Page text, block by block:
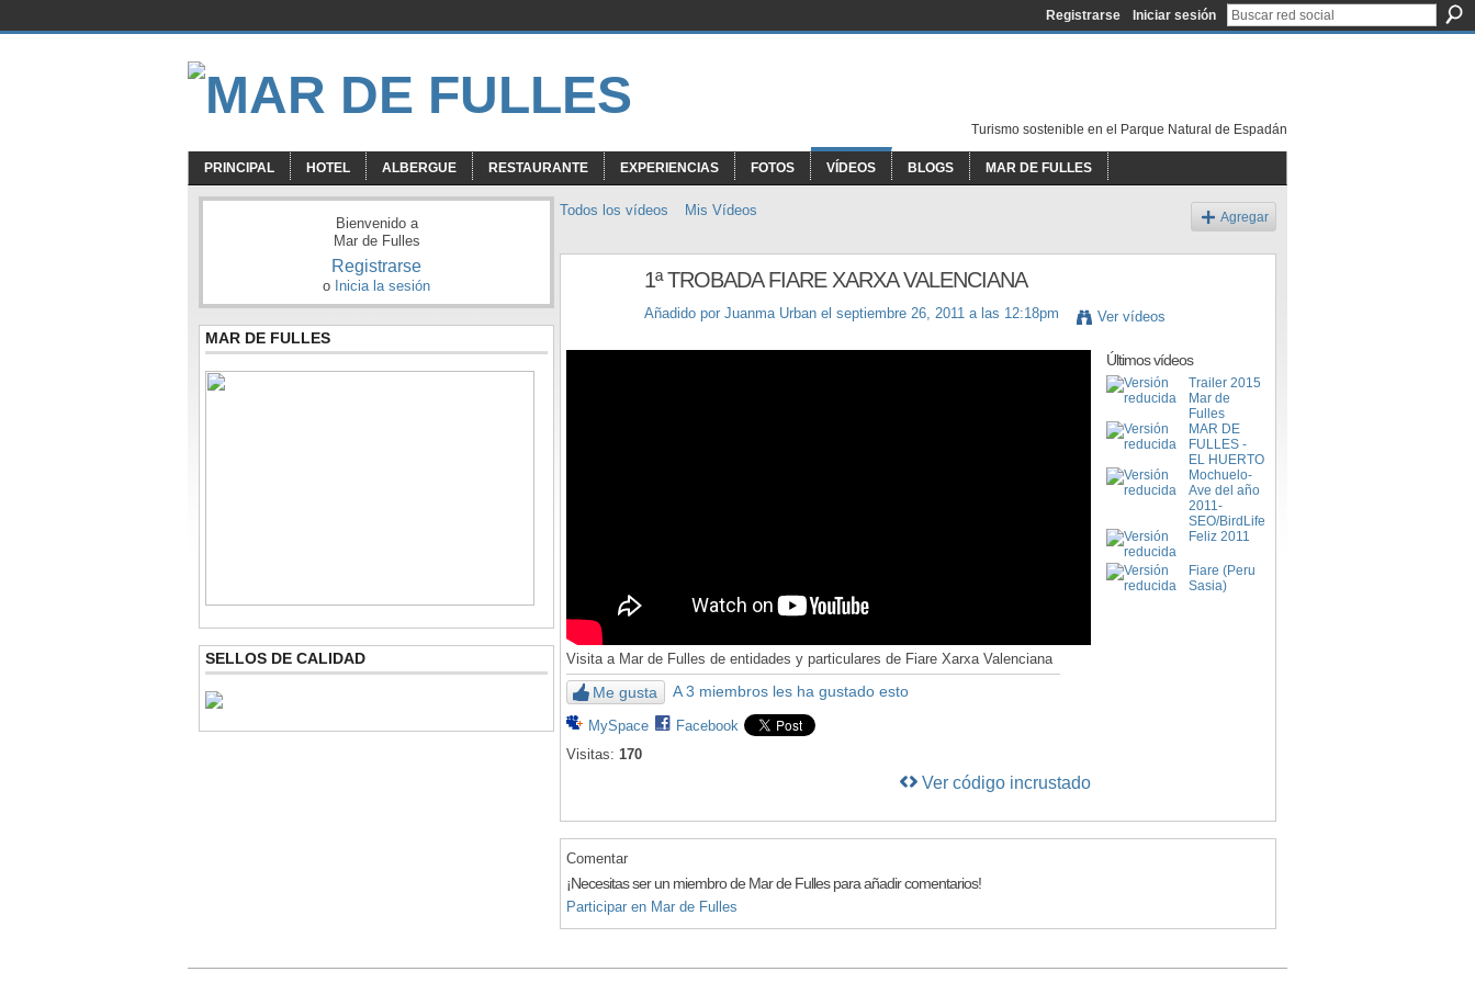
Registrarse Iniciar sesión
Turismo sostenible en el Parque Natural de Espadán
PRINCIPAL HOTEL ALBERGUE RESTAURANTE EXPERIENCIAS FOTOS VÍDEOS BLOGS MAR DE FULLES
Bienvenido a
Mar de Fulles
Registrarse
o Inicia la sesión
MAR DE FULLES
SELLOS DE CALIDAD
Todos los vídeos Mis Vídeos Agregar
1ª TROBADA FIARE XARXA VALENCIANA
Añadido por Juanma Urban el septiembre 26, 2011 a las 12:18pm Ver vídeos
Visita a Mar de Fulles de entidades y particulares de Fiare Xarxa Valenciana
Me gusta A 3 miembros les ha gustado esto
MySpace
Facebook
Visitas: 170
Ver código incrustado
Últimos vídeos
Trailer 2015
Mar de
Fulles
MAR DE
FULLES -
EL HUERTO
Mochuelo-
Ave del año
2011-
SEO/BirdLife
Feliz 2011
Fiare (Peru
Sasia)
Comentar
¡Necesitas ser un miembro de Mar de Fulles para añadir comentarios!
Participar en Mar de Fulles